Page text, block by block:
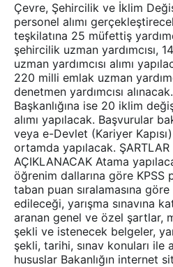
Çevre, Şehircilik ve İklim
personel alımı
teşkilatına 25 müfettiş
şehircilik uzman yardımcısı,
uzman yardımcısı alımı
220 milli emlak uzman
denetmen yardımcısı
Başkanlığına ise 20 iklim
alımı yapılacak. Başvurular
veya e-Devlet (Kariyer
ortamda yapılacak. ŞARTLAR
AÇIKLANACAK Atama
öğrenim dallarına göre KPSS
taban puan sıralamasına
edileceği, yarışma sınavına
aranan genel ve özel şartlar,
şekli ve istenecek belgeler,
şekli, tarihi, sınav konuları ile
hususlar Bakanlığın internet